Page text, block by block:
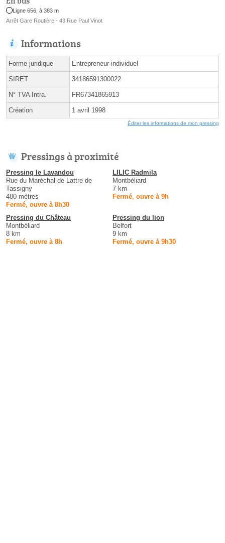
Ligne 656, à 383 m
Arrêt Gare Routière - 43 Rue Paul Vinot
Informations
Forme juridique Entrepreneur individuel
SIRET 34186591300022
N° TVA Intra. FR67341865913
Création 1 avril 1998
Éditer les informations de mon pressing
Pressings à proximité
Pressing le Lavandou
Rue du Maréchal de Lattre de
Tassigny
480 mètres
Fermé, ouvre à 8h30
LILIC Radmila
Montbéliard
7 km
Fermé, ouvre à 9h
Pressing du Château
Montbéliard
8 km
Fermé, ouvre à 8h
Pressing du lion
Belfort
9 km
Fermé, ouvre à 9h30